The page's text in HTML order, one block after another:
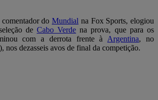
comentador do Mundial na Fox Sports, elogiou
de Cabo Verde na prova, que para os
com a derrota frente à Argentina, no
nos dezasseis avos de final da competição.